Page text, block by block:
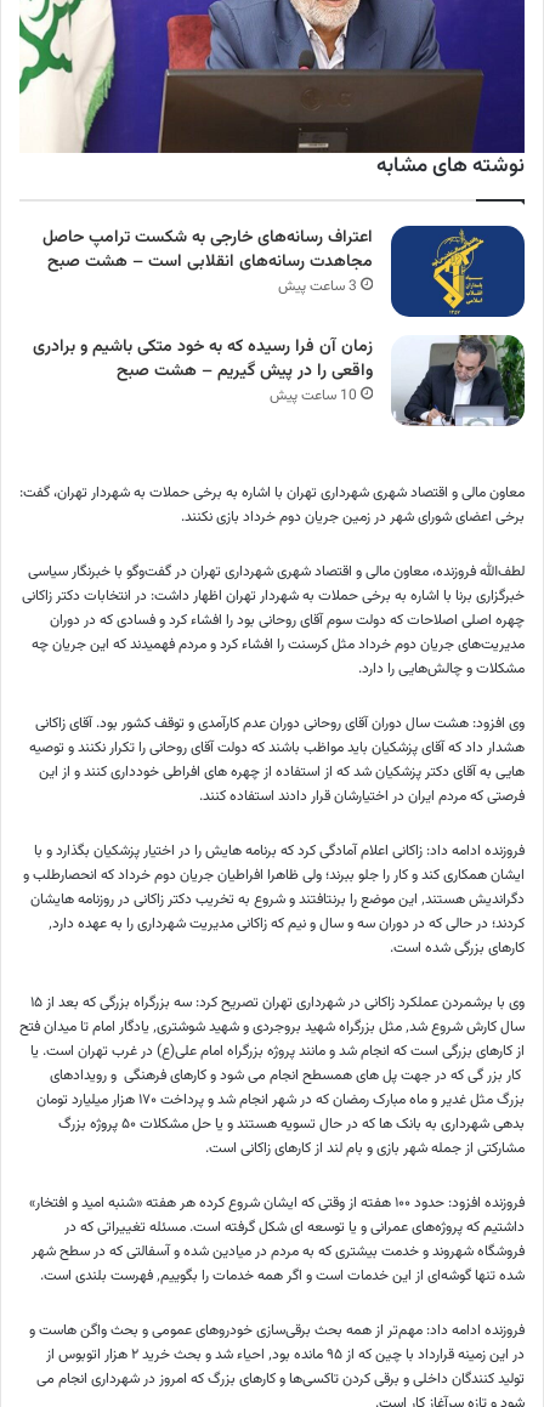
نوشته های مشابه
اعتراف رسانه‌های خارجی به شکست ترامپ حاصل
مجاهدت رسانه‌های انقلابی است – هشت صبح
3 ساعت پیش
زمان آن فرا رسیده که به خود متکی باشیم و برادری
واقعی را در پیش گیریم – هشت صبح
10 ساعت پیش
معاون مالی و اقتصاد شهری شهرداری تهران با اشاره به برخی حملات به شهردار تهران، گفت:
برخی اعضای شورای شهر در زمین جریان دوم خرداد بازی نکنند.
لطف‌الله فروزنده، معاون مالی و اقتصاد شهری شهرداری تهران در گفت‌وگو با خبرنگار سیاسی
خبرگزاری برنا با اشاره به برخی حملات به شهردار تهران اظهار داشت: در انتخابات دکتر زاکانی
چهره اصلی اصلاحات که دولت سوم آقای روحانی بود را افشاء کرد و فسادی که در دوران
مدیریت‌های جریان دوم خرداد مثل کرسنت را افشاء کرد و مردم فهمیدند که این جریان چه
مشکلات و چالش‌هایی را دارد.
وی افزود: هشت سال دوران آقای روحانی دوران عدم کارآمدی و توقف کشور بود. آقای زاکانی
هشدار داد که آقای پزشکیان باید مواظب باشند که دولت آقای روحانی را تکرار نکنند و توصیه
هایی به آقای دکتر پزشکیان شد که از استفاده از چهره های افراطی خودداری کنند و از این
فرصتی که مردم ایران در اختیارشان قرار دادند استفاده کنند.
فروزنده ادامه داد: زاکانی اعلام آمادگی کرد که برنامه هایش را در اختیار پزشکیان بگذارد و با
ایشان همکاری کند و کار را جلو ببرند؛ ولی ظاهرا افراطیان جریان دوم خرداد که انحصارطلب و
دگراندیش هستند٬ این موضع را برنتافتند و شروع به تخریب دکتر زاکانی در روزنامه هایشان
کردند؛ در حالی که در دوران سه و سال و نیم که زاکانی مدیریت شهرداری را به عهده دارد٬
کارهای بزرگی شده است.
وی با برشمردن عملکرد زاکانی در شهرداری تهران تصریح کرد: سه بزرگراه بزرگی که بعد از ۱۵
سال کارش شروع شد٬ مثل بزرگراه شهید بروجردی و شهید شوشتری٬ یادگار امام تا میدان فتح
از کارهای بزرگی است که انجام شد و مانند پروژه بزرگراه امام علی(ع) در غرب تهران است. یا
کار بزر گی که در جهت پل های همسطح انجام می شود و کارهای فرهنگی و رویدادهای
بزرگ مثل غدیر و ماه مبارک رمضان که در شهر انجام شد و پرداخت ۱۷۰ هزار میلیارد تومان
بدهی شهرداری به بانک ها که در حال تسویه هستند و یا حل مشکلات ۵۰ پروژه بزرگ
مشارکتی از جمله شهر بازی و بام لند از کارهای زاکانی است.
فروزنده افزود: حدود ۱۰۰ هفته از وقتی که ایشان شروع کرده هر هفته «شنبه امید و افتخار»
داشتیم که پروژه‌های عمرانی و یا توسعه ای شکل گرفته است. مسئله تغییراتی که در
فروشگاه شهروند و خدمت بیشتری که به مردم در میادین شده و آسفالتی که در سطح شهر
شده تنها گوشه‌ای از این خدمات است و اگر همه خدمات را بگوییم٬ فهرست بلندی است.
فروزنده ادامه داد: مهم‌تر از همه بحث برقی‌سازی خودروهای عمومی و بحث واگن هاست و
در این زمینه قرارداد با چین که از ۹۵ مانده بود٬ احیاء شد و بحث خرید ۲ هزار اتوبوس از
تولید کنندگان داخلی و برقی کردن تاکسی‌ها و کارهای بزرگ که امروز در شهرداری انجام می